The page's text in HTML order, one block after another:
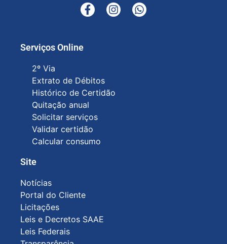
Serviços Online
2º Via
Extrato de Débitos
Histórico de Certidão
Quitação anual
Solicitar serviços
Validar certidão
Calcular consumo
Site
Notícias
Portal do Cliente
Licitações
Leis e Decretos SAAE
Leis Federais